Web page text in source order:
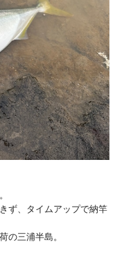
ず、タイムアップで納竿
の三浦半島。